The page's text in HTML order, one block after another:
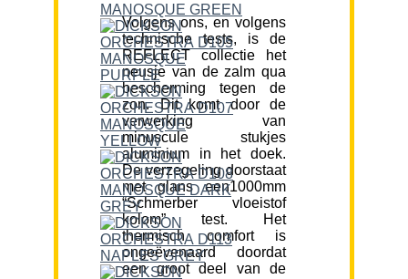
Volgens ons, en volgens
technische tests, is de
REFLECT collectie het
neusje van de zalm qua
bescherming tegen de
zon. Dit komt door de
verwerking van
minuscule stukjes
aluminium in het doek.
De verzegeling doorstaat
met glans een1000mm
“Schmerber vloeistof
kolom” test. Het
thermisch comfort is
ongeëvenaard doordat
een groot deel van de